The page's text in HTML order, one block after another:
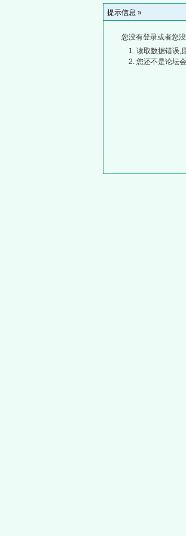
提示信息 »
您没有登录或者您
读取数据错误,
您还不是论坛